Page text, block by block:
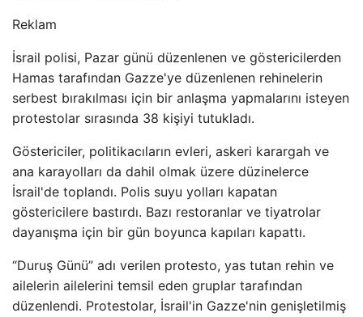
Reklam
İsrail polisi, Pazar günü düzenlenen ve göstericilerden
Hamas tarafından Gazze'ye düzenlenen rehinelerin
serbest bırakılması için bir anlaşma yapmalarını isteyen
protestolar sırasında 38 kişiyi tutukladı.
Göstericiler, politikacıların evleri, askeri karargah ve
ana karayolları da dahil olmak üzere düzinelerce
İsrail'de toplandı. Polis suyu yolları kapatan
göstericilere bastırdı. Bazı restoranlar ve tiyatrolar
dayanışma için bir gün boyunca kapıları kapattı.
“Duruş Günü” adı verilen protesto, yas tutan rehin ve
ailelerin ailelerini temsil eden gruplar tarafından
düzenlendi. Protestolar, İsrail'in Gazze'nin genişletilmiş